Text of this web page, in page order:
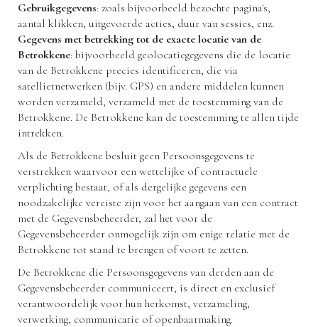
Gebruikgegevens: zoals bijvoorbeeld bezochte pagina's,
aantal klikken, uitgevoerde acties, duur van sessies, enz.
Gegevens met betrekking tot de exacte locatie van de
Betrokkene: bijvoorbeeld geolocatiegegevens die de locatie
van de Betrokkene precies identificeren, die via
satellietnetwerken (bijv. GPS) en andere middelen kunnen
worden verzameld, verzameld met de toestemming van de
Betrokkene. De Betrokkene kan de toestemming te allen tijde
intrekken.
Als de Betrokkene besluit geen Persoonsgegevens te
verstrekken waarvoor een wettelijke of contractuele
verplichting bestaat, of als dergelijke gegevens een
noodzakelijke vereiste zijn voor het aangaan van een contract
met de Gegevensbeheerder, zal het voor de
Gegevensbeheerder onmogelijk zijn om enige relatie met de
Betrokkene tot stand te brengen of voort te zetten.
De Betrokkene die Persoonsgegevens van derden aan de
Gegevensbeheerder communiceert, is direct en exclusief
verantwoordelijk voor hun herkomst, verzameling,
verwerking, communicatie of openbaarmaking.